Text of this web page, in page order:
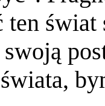
ten